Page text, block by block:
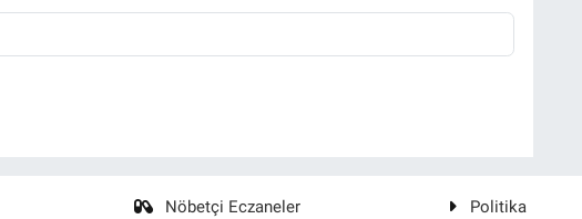
Nöbetçi Eczaneler Politika